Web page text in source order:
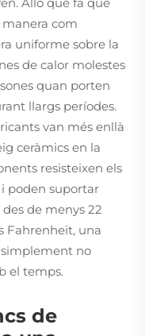
manera com
uniforme sobre la
de calor molestes
quan porten
llargs períodes.
van més enllà
ceràmics en la
resisteixen els
poden suportar
de menys 22
Fahrenheit, una
no
el temps.
de